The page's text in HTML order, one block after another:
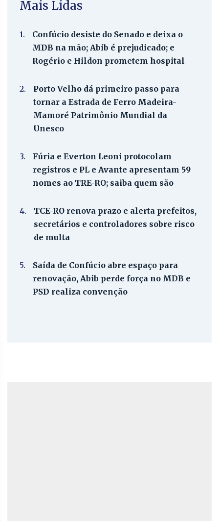
Mais Lidas
1.
Confúcio desiste do Senado e deixa o
MDB na mão; Abib é prejudicado; e
Rogério e Hildon prometem hospital
2.
Porto Velho dá primeiro passo para
tornar a Estrada de Ferro Madeira-
Mamoré Patrimônio Mundial da
Unesco
3.
Fúria e Everton Leoni protocolam
registros e PL e Avante apresentam 59
nomes ao TRE-RO; saiba quem são
4.
TCE-RO renova prazo e alerta prefeitos,
secretários e controladores sobre risco
de multa
5.
Saída de Confúcio abre espaço para
renovação, Abib perde força no MDB e
PSD realiza convenção